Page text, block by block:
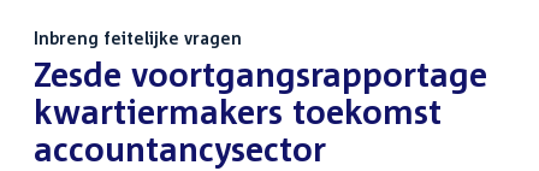
Inbreng feitelijke vragen
:Zesde voortgangsrapportage
kwartiermakers toekomst
accountancysector